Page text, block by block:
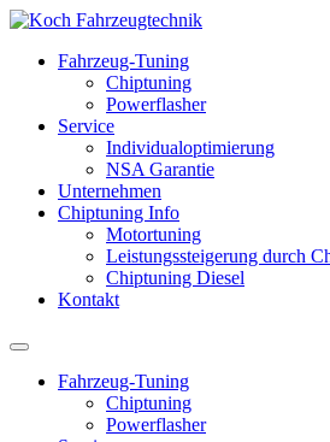
Fahrzeug-Tuning
Chiptuning
Powerflasher
Service
Individualoptimierung
NSA Garantie
Unternehmen
Chiptuning Info
Motortuning
Leistungssteigerung durch
Chiptuning Diesel
Kontakt
Fahrzeug-Tuning
Chiptuning
Powerflasher